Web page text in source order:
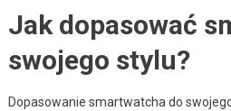
Jak dopasować
swojego stylu?
Dopasowanie smartwatcha do